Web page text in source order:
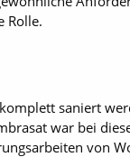
Rolle.
saniert
war bei
von